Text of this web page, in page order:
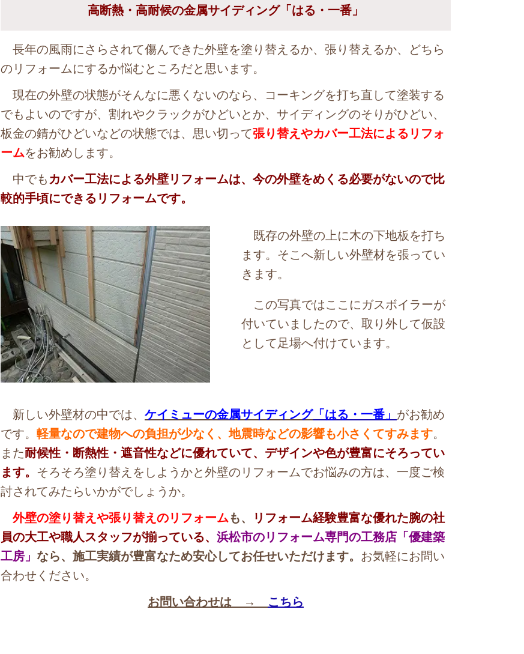
高断熱・高耐候の金属サイディング「はる・一番」
長年の風雨にさらされて傷んできた外壁を塗り替えるか、張り替えるか、どちら
のリフォームにするか悩むところだと思います。
現在の外壁の状態がそんなに悪くないのなら、コーキングを打ち直して塗装する
でもよいのですが、割れやクラックがひどいとか、サイディングのそりがひどい、
板金の錆がひどいなどの状態では、思い切って張り替えやカバー工法によるリフォ
ームをお勧めします。
中でも カバー工法による外壁リフォームは、今の外壁をめくる必要がないので比
較的手頃にできるリフォームです。
既存の外壁の上に木の下地板を打ち
ます。そこへ新しい外壁材を張ってい
きます。
この写真ではここにガスボイラーが
付いていましたので、取り外して仮設
として足場へ付けています。
新しい外壁材の中では、 ケイミューの金属サイディング「はる・一番」 がお勧め
です。 軽量なので建物への負担が少なく、地震時などの影響も小さくてすみます。
また耐候性・断熱性・遮音性などに優れていて、デザインや色が豊富にそろってい
ます。 そろそろ塗り替えをしようかと外壁のリフォームでお悩みの方は、一度ご検
討されてみたらいかがでしょうか。
外壁の塗り替えや張り替えのリフォームも、
リフォーム経験豊富な優れた腕の社
員の大工や職人スタッフが揃っている、 浜松市のリフォーム専門の工務店「優建築
工房」 なら、施工実績が豊富なため安心してお任せいただけます。 お気軽にお問い
合わせください。
お問い合わせは → こちら